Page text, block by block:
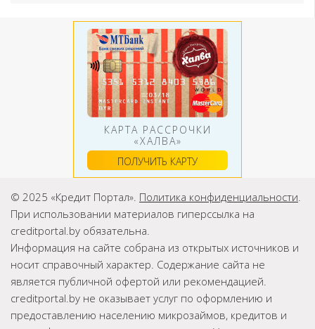
КАРТА РАССРОЧКИ
«ХАЛВА»
ПОЛУЧИТЬ КАРТУ
© 2025 «Кредит Портал». Политика конфиденциальности.
При использовании материалов гиперссылка на
creditportal.by обязательна.
Информация на сайте собрана из открытых источников и
носит справочный характер. Содержание сайта не
является публичной офертой или рекомендацией.
creditportal.by не оказывает услуг по оформлению и
предоставлению населению микрозаймов, кредитов и